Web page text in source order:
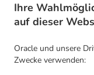
Ihre
auf dieser
Oracle und unsere
Zwecke verwenden:
Wolmirstedt Barleber See
.
Lieferservice Wolmirstedt Mose
Lieferservice Angern
Pizza